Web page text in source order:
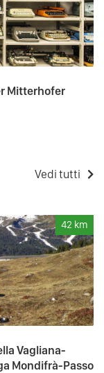
Mitterhofer
Vedi tutti
42 km
Vagliana-
Mondifrà-Passo